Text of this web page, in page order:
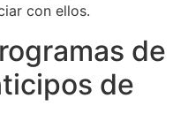
con ellos.
de
de